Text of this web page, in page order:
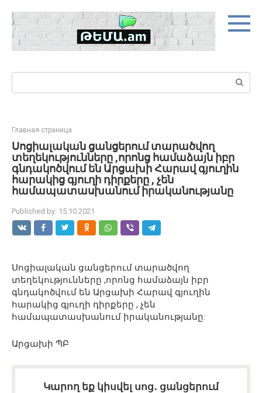
content
Search:
Главная страница
Սոցիալական ցանցերում տարածվող
տեղեկությունները ,որոնց համաձայն իբր
գնդակոծվում են Արցախի Հարավ գյուղին
հարակից գյուղի դիրքերը , չեն
համապատասխանում իրականությանը
Published by: 15.10.2021
Սոցիալական ցանցերում տարածվող
տեղեկությունները ,որոնց համաձայն իբր
գնդակոծվում են Արցախի Հարավ գյուղին
հարակից գյուղի դիրքերը , չեն
համապատասխանում իրականությանը:
Արցախի ՊԲ
Կարող եք կիսվել սոց․ ցանցերում